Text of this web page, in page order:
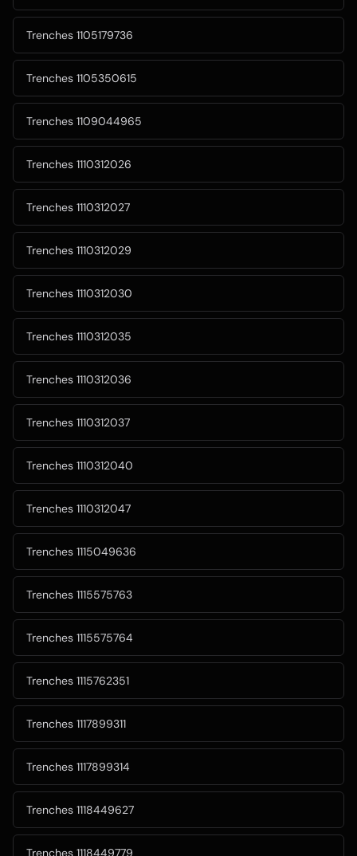
Trenches 1105179736
Trenches 1105350615
Trenches 1109044965
Trenches 1110312026
Trenches 1110312027
Trenches 1110312029
Trenches 1110312030
Trenches 1110312035
Trenches 1110312036
Trenches 1110312037
Trenches 1110312040
Trenches 1110312047
Trenches 1115049636
Trenches 1115575763
Trenches 1115575764
Trenches 1115762351
Trenches 1117899311
Trenches 1117899314
Trenches 1118449627
Trenches 1118449779